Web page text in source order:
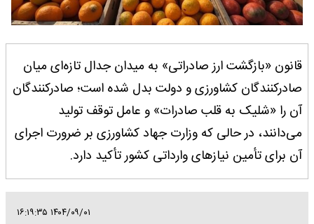
قانون «بازگشت ارز صادراتی» به میدان جدال تازه‌ای میان
صادرکنندگان کشاورزی و دولت بدل شده است؛ صادرکنندگان
آن را «شلیک به قلب صادرات» و عامل توقف تولید
می‌دانند، در حالی که وزارت جهاد کشاورزی بر ضرورت اجرای
آن برای تأمین نیازهای وارداتی کشور تأکید دارد.
۱۴۰۴/۰۹/۰۱ ۱۶:۱۹:۳۵